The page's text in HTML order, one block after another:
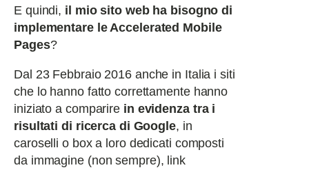
E quindi, il mio sito web ha bisogno di
implementare le Accelerated Mobile
Pages?
Dal 23 Febbraio 2016 anche in Italia i siti
che lo hanno fatto correttamente hanno
iniziato a comparire in evidenza tra i
risultati di ricerca di Google, in
caroselli o box a loro dedicati composti
da immagine (non sempre), link